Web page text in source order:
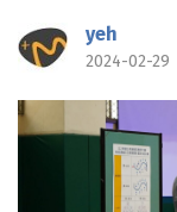
yeh
2024-02-29